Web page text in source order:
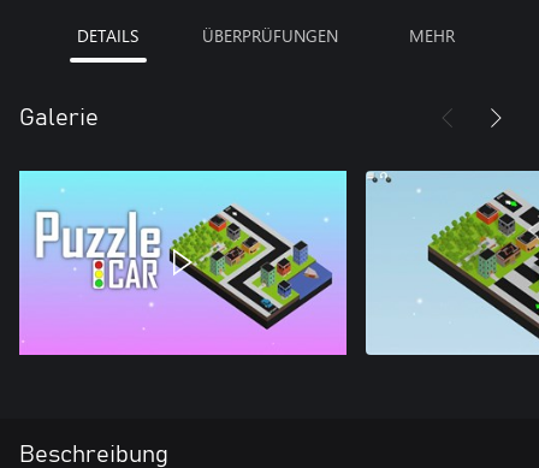
DETAILS ÜBERPRÜFUNGEN MEHR
Galerie
Beschreibung